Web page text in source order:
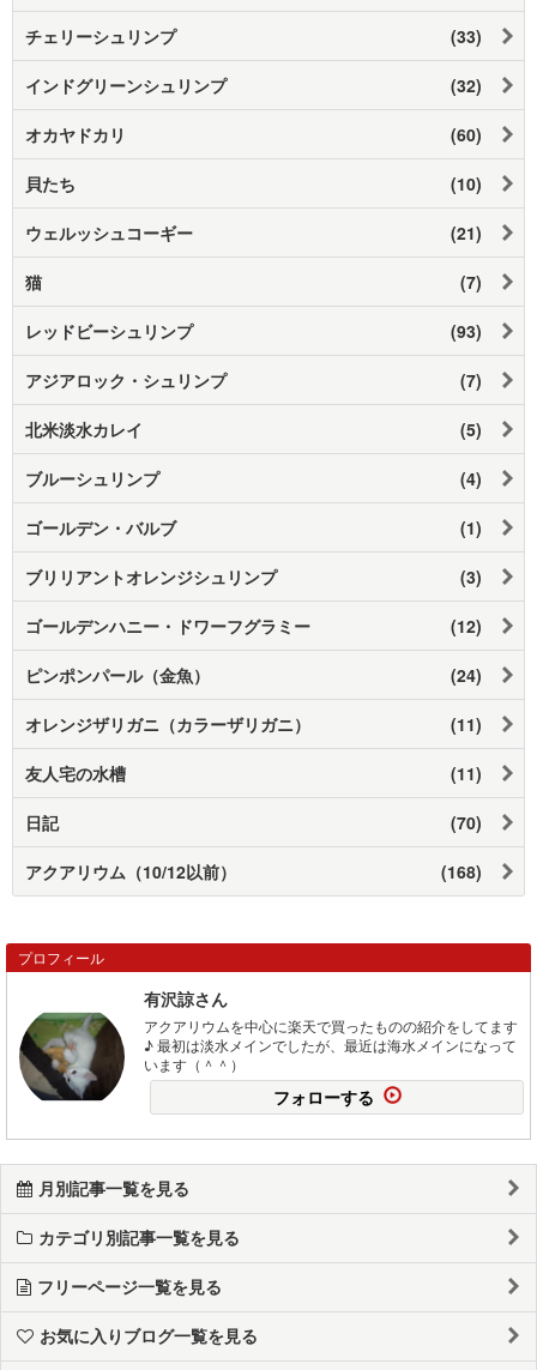
チェリーシュリンプ (33)
インドグリーンシュリンプ (32)
オカヤドカリ (60)
貝たち (10)
ウェルッシュコーギー (21)
猫 (7)
レッドビーシュリンプ (93)
アジアロック・シュリンプ (7)
北米淡水カレイ (5)
ブルーシュリンプ (4)
ゴールデン・バルブ (1)
ブリリアントオレンジシュリンプ (3)
ゴールデンハニー・ドワーフグラミー (12)
ピンポンパール（金魚） (24)
オレンジザリガニ（カラーザリガニ） (11)
友人宅の水槽 (11)
日記 (70)
アクアリウム（10/12以前） (168)
プロフィール
有沢諒さん
アクアリウムを中心に楽天で買ったものの紹介をしてます
♪ 最初は淡水メインでしたが、最近は海水メインになって
います（＾＾）
フォローする
月別記事一覧を見る
カテゴリ別記事一覧を見る
フリーページ一覧を見る
お気に入りブログ一覧を見る